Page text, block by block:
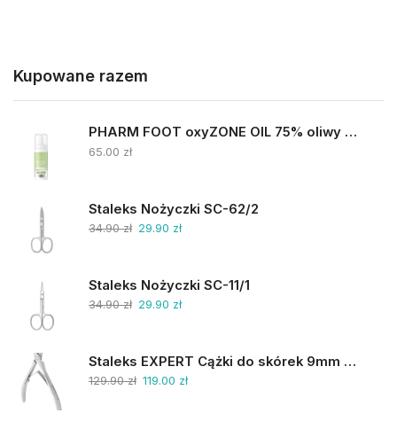
Kupowane razem
PHARM FOOT oxyZONE OIL 75% oliwy ozonowanej i smocza krew 15ml
65.00 zł
Staleks Nożyczki SC-62/2
34.90zł 29.90 zł
Staleks Nożyczki SC-11/1
34.90zł 29.90 zł
Staleks EXPERT Cążki do skórek 9mm NE-90-9
129.90zł 119.00 zł